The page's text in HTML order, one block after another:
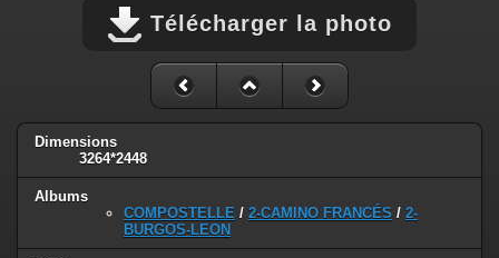
Télécharger la photo
Dimensions
3264*2448
Albums
COMPOSTELLE / 2-CAMINO FRANCÉS / 2-
BURGOS-LEON